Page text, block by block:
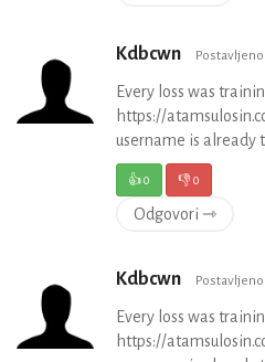
Kdbcwn
Every loss was
https://
username is already
👍0 👎0
Odgovori ⇾
Kdbcwn
Every loss was
https://